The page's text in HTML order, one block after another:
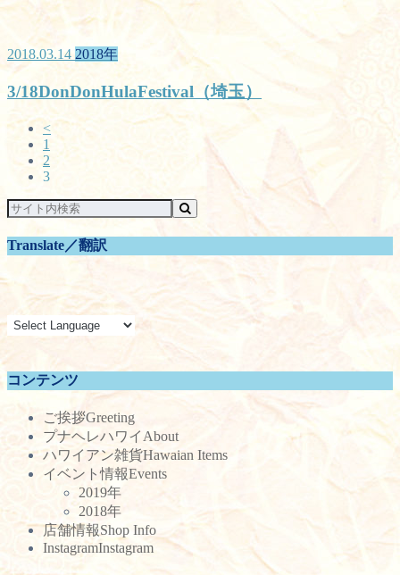
2018.03.14 2018年
3/18DonDonHulaFestival（埼玉）
<
1
2
3
Translate／翻訳
コンテンツ
ご挨拶Greeting
プナヘレハワイ About
ハワイアン雑貨Hawaian Items
イベント情報Events
2019年
2018年
店舗情報Shop Info
InstagramInstagram